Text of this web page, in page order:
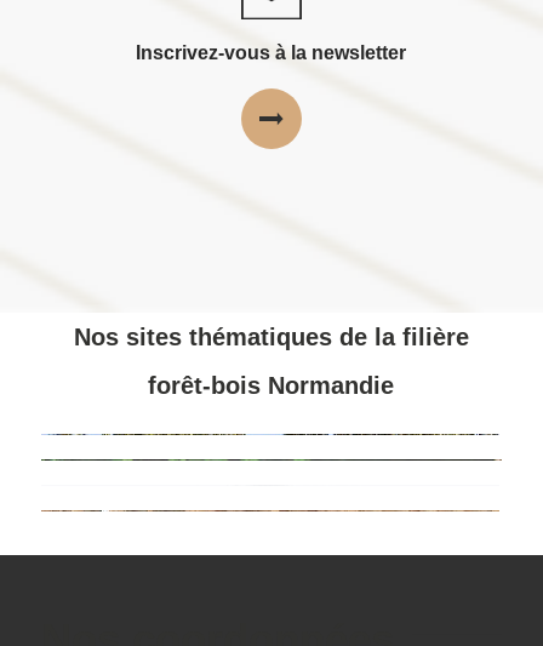
Inscrivez-vous à la newsletter
Nos sites thématiques de la filière
forêt-bois Normandie